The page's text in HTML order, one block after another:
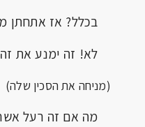
בכלל? אז אתחתן
לא! זה ימנע את זה.
(מניחה את הסכין שלה)
מה אם זה רעל אשר